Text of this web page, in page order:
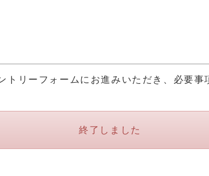
トリーフォームにお進みいただき、必要事
終了しました